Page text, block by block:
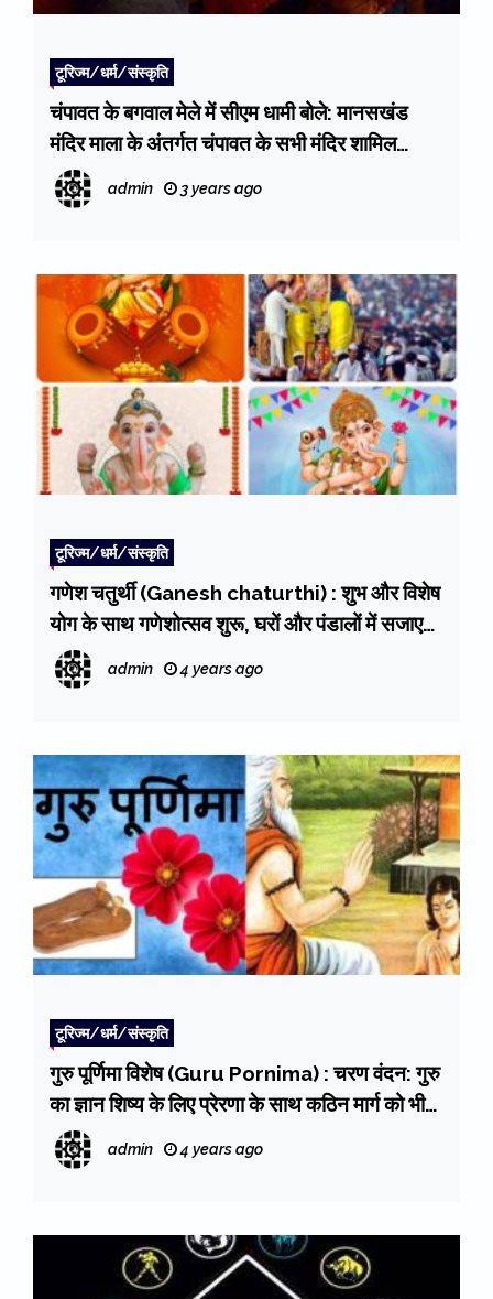
टूरिज्म/धर्म/संस्कृति
चंपावत के बगवाल मेले में सीएम धामी बोले: मानसखंड
मंदिर माला के अंतर्गत चंपावत के सभी मंदिर शामिल
(Manaskhand temple chain)
admin 3 years ago
टूरिज्म/धर्म/संस्कृति
गणेश चतुर्थी (Ganesh chaturthi) : शुभ और विशेष
योग के साथ गणेशोत्सव शुरू, घरों और पंडालों में सजाए
गए गणपति
admin 4 years ago
टूरिज्म/धर्म/संस्कृति
गुरु पूर्णिमा विशेष (Guru Pornima) : चरण वंदन: गुरु
का ज्ञान शिष्य के लिए प्रेरणा के साथ कठिन मार्ग को भी
बनाता है आसान
admin 4 years ago